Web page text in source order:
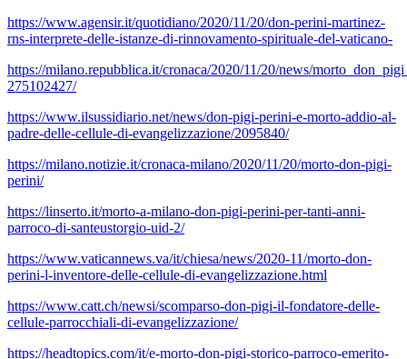
https://www.agensir.it/quotidiano/2020/11/20/don-perini-martinez-
rns-interprete-delle-istanze-di-rinnovamento-spirituale-del-vaticano-
https://milano.repubblica.it/cronaca/2020/11/20/news/
275102427/
https://www.ilsussidiario.net/news/don-pigi-perini-e-morto-addio-al-
padre-delle-cellule-di-evangelizzazione/2095840/
https://milano.notizie.it/cronaca-milano/2020/11/20/morto-don-pigi-
perini/
https://linserto.it/morto-a-milano-don-pigi-perini-per-tanti-anni-
parroco-di-santeustorgio-uid-2/
https://www.vaticannews.va/it/chiesa/news/2020-11/morto-don-
perini-l-inventore-delle-cellule-di-evangelizzazione.html
https://www.catt.ch/newsi/scomparso-don-pigi-il-fondatore-delle-
cellule-parrocchiali-di-evangelizzazione/
https://headtopics.com/it/e-morto-don-pigi-storico-parroco-emerito-